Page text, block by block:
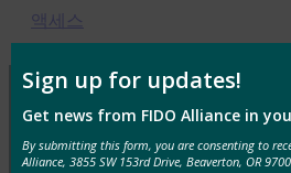
액세스
Sign up for updates!
Get news from FIDO Alliance in
By submitting this form, you are consenting to
Alliance, 3855 SW 153rd Drive, Beaverton, OR